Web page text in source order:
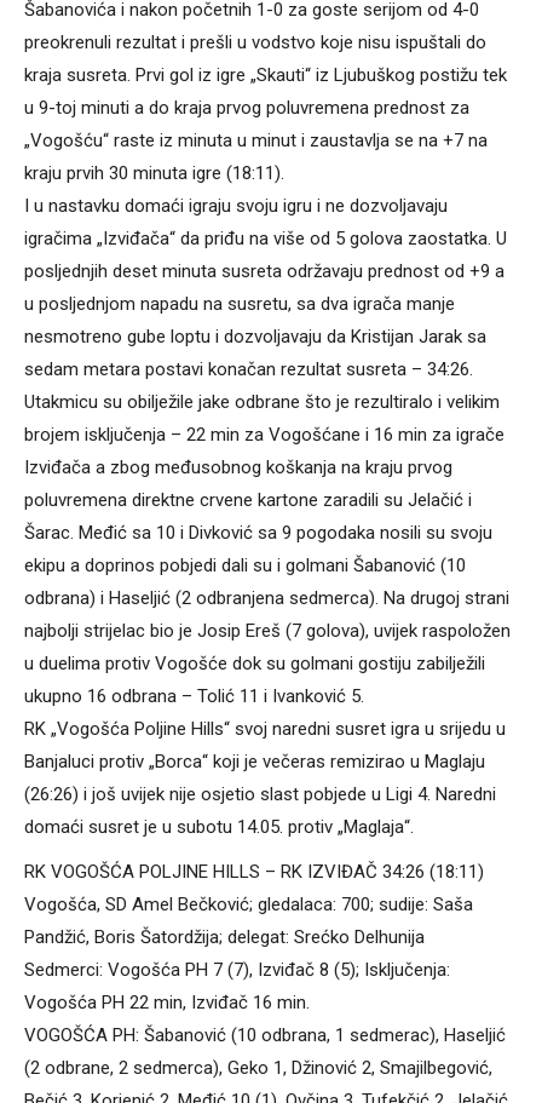
Šabanovića i nakon početnih 1-0 za goste serijom od 4-0
preokrenuli rezultat i prešli u vodstvo koje nisu ispuštali do
kraja susreta. Prvi gol iz igre „Skauti“ iz Ljubuškog postižu tek
u 9-toj minuti a do kraja prvog poluvremena prednost za
„Vogošću“ raste iz minuta u minut i zaustavlja se na +7 na
kraju prvih 30 minuta igre (18:11).
I u nastavku domaći igraju svoju igru i ne dozvoljavaju
igračima „Izviđača“ da priđu na više od 5 golova zaostatka. U
posljednjih deset minuta susreta održavaju prednost od +9 a
u posljednjom napadu na susretu, sa dva igrača manje
nesmotreno gube loptu i dozvoljavaju da Kristijan Jarak sa
sedam metara postavi konačan rezultat susreta – 34:26.
Utakmicu su obilježile jake odbrane što je rezultiralo i velikim
brojem isključenja – 22 min za Vogošćane i 16 min za igrače
Izviđača a zbog međusobnog koškanja na kraju prvog
poluvremena direktne crvene kartone zaradili su Jelačić i
Šarac. Međić sa 10 i Divković sa 9 pogodaka nosili su svoju
ekipu a doprinos pobjedi dali su i golmani Šabanović (10
odbrana) i Haseljić (2 odbranjena sedmerca). Na drugoj strani
najbolji strijelac bio je Josip Ereš (7 golova), uvijek raspoložen
u duelima protiv Vogošće dok su golmani gostiju zabilježili
ukupno 16 odbrana – Tolić 11 i Ivanković 5.
RK „Vogošća Poljine Hills“ svoj naredni susret igra u srijedu u
Banjaluci protiv „Borca“ koji je večeras remizirao u Maglaju
(26:26) i još uvijek nije osjetio slast pobjede u Ligi 4. Naredni
domaći susret je u subotu 14.05. protiv „Maglaja“.
RK VOGOŠĆA POLJINE HILLS – RK IZVIĐAČ 34:26 (18:11)
Vogošća, SD Amel Bečković; gledalaca: 700; sudije: Saša
Pandžić, Boris Šatordžija; delegat: Srećko Delhunija
Sedmerci: Vogošća PH 7 (7), Izviđač 8 (5); Isključenja:
Vogošća PH 22 min, Izviđač 16 min.
VOGOŠĆA PH: Šabanović (10 odbrana, 1 sedmerac), Haseljić
(2 odbrane, 2 sedmerca), Geko 1, Džinović 2, Smajilbegović,